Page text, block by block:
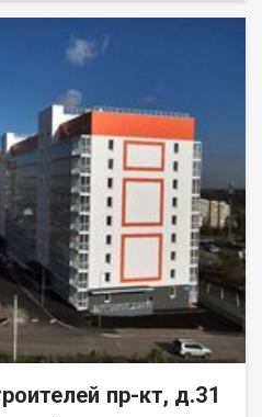
пр-кт, д.31